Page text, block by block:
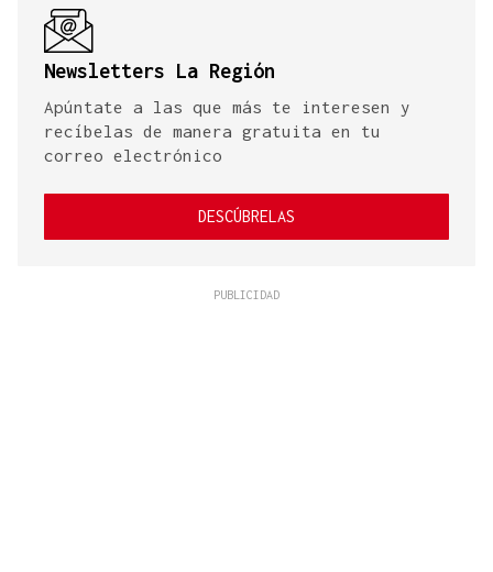
Newsletters La Región
Apúntate a las que más te interesen y
recíbelas de manera gratuita en tu
correo electrónico
DESCÚBRELAS